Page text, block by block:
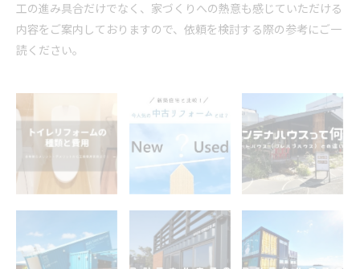
工の進み具合だけでなく、家づくりへの熱意も感じていただける
内容をご案内しておりますので、依頼を検討する際の参考にご一
読ください。
の種類と費用 T・
CRAFTヤマトシ株
今人気の中古リフ
ォームとは？新築
住宅と比 T・
CRAFTヤマトシ株
式会
コンテナハウスっ
て何？ユニットハ
ウスとの違いは?
T・CRAFTヤマト
シ株式会
グランピングに最
適 T・CRAFTヤマ
コンテナハウスの
メリット・デメリ
ット T・CRAFTヤ
コンテナハウスの
建築費用はどれく
らい？T・CRAFT